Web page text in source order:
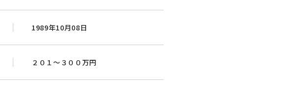
1989年10月08日
２０１～３００万円